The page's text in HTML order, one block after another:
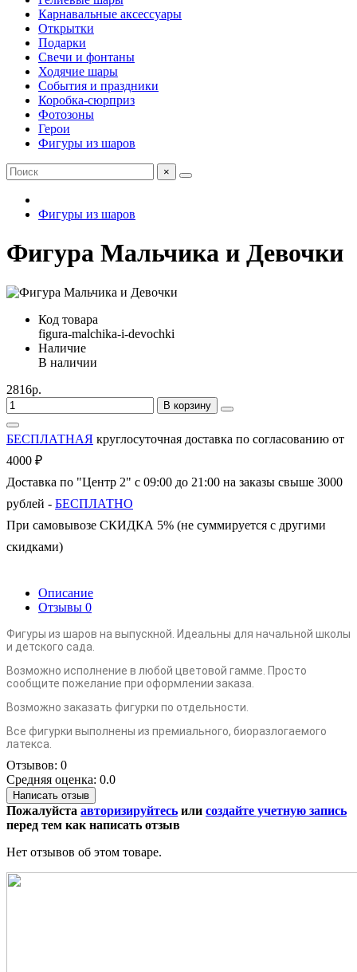
Карнавальные аксессуары
Открытки
Подарки
Свечи и фонтаны
Ходячие шары
События и праздники
Коробка-сюрприз
Фотозоны
Герои
Фигуры из шаров
×
Фигуры из шаров
Фигура Мальчика и Девочки
Код товара
figura-malchika-i-devochki
Наличие
В наличии
2816р.
В корзину
БЕСПЛАТНАЯ круглосуточная доставка по согласованию от
4000 ₽
Доставка по "Центр 2" с 09:00 до 21:00 на заказы свыше 3000
рублей - БЕСПЛАТНО
При самовывозе СКИДКА 5% (не суммируется с другими
скидками)
Описание
Отзывы 0
Фигуры из шаров на выпускной. Идеальны для начальной школы
и детского сада.
Возможно исполнение в любой цветовой гамме. Просто
сообщите пожелание при оформлении заказа.
Возможно заказать фигурки по отдельности.
Все фигурки выполнены из премиального, биоразлогаемого
латекса.
Отзывов: 0
Средняя оценка: 0.0
Написать отзыв
Пожалуйста авторизируйтесь или создайте учетную запись
перед тем как написать отзыв
Нет отзывов об этом товаре.